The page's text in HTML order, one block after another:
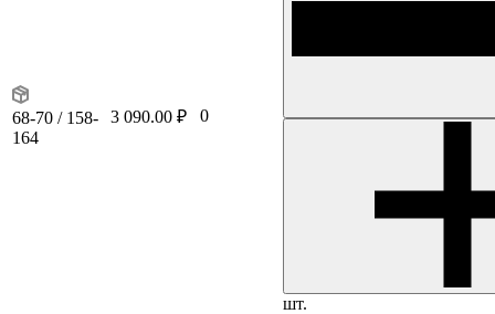
68-70 / 158-
164
3 090.00 ₽ 0
шт.